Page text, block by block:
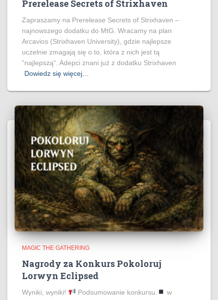
Prerelease Secrets of Strixhaven
Zapraszamy na Prerelease Secrets of Strixhaven –
najnowszego dodatku do MtG. Wracamy na plan
Arcavios (Strixhaven University), gdzie najlepsze
uczelnie zmagają się o to, która z nich jest tą
“najlepszą“. Adepci znani już z dodatku Strixhaven
Dowiedz się więcej…
MAGIC THE GATHERING
Nagrody za Konkurs Pokoloruj
Lorwyn Eclipsed
Wyniki, wyniki! Podsumowanie konkursu.
w